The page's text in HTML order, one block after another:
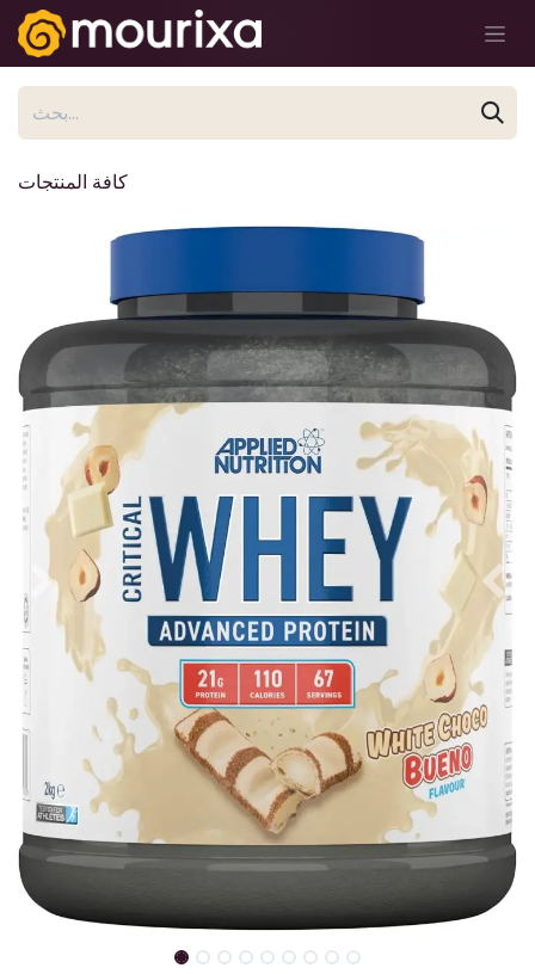
تخطي للذهاب إلى المحتوى
كافة المنتجات